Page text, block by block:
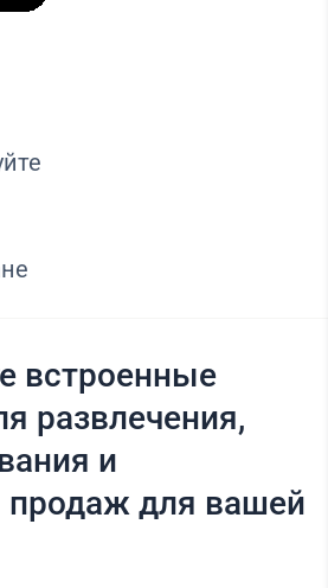
встроенные
развлечения,
и
для вашей